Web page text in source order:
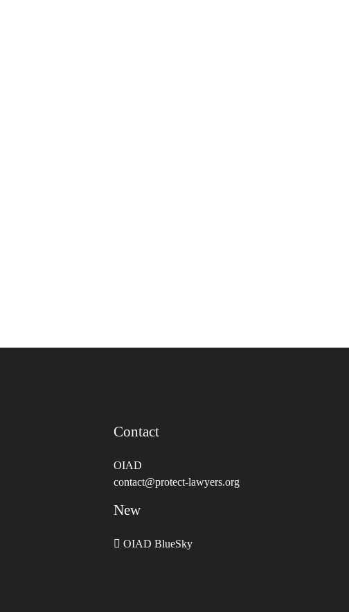
Contact
OIAD
contact@protect-lawyers.org
New
OIAD BlueSky